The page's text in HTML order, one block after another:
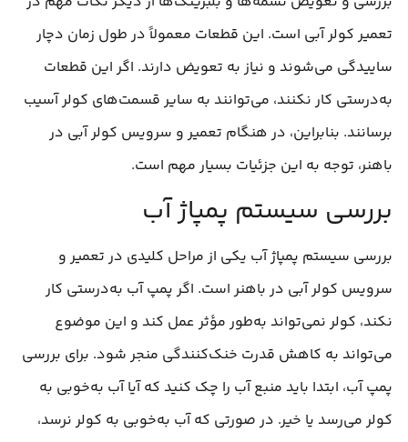
تعمیر کولر آبی است. این قطعات معمولاً در طول زمان دچار
ساییدگی می‌شوند و نیاز به تعویض دارند. اگر این قطعات
به‌درستی کار نکنند، می‌توانند به سایر قسمت‌های کولر آسیب
برسانند. بنابراین، در هنگام تعمیر و سرویس کولر آبی در
باهنر، توجه به این جزئیات بسیار مهم است.
بررسی سیستم پمپاژ آب
بررسی سیستم پمپاژ آب یکی از مراحل کلیدی در تعمیر و
سرویس کولر آبی در باهنر است. اگر پمپ آب به‌درستی کار
نکند، کولر نمی‌تواند به‌طور مؤثر عمل کند و این موضوع
می‌تواند به کاهش قدرت خنک‌کنندگی منجر شود. برای بررسی
پمپ آب، ابتدا باید منبع آب را چک کنید که آیا آب به‌خوبی به
کولر می‌رسد یا خیر. در صورتی که آب به‌خوبی به کولر نرسد،